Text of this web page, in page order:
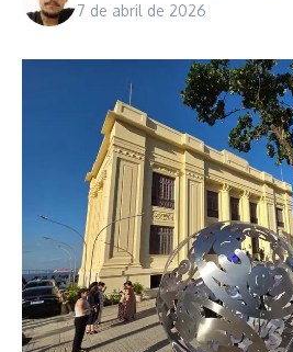
7 de abril de 2026